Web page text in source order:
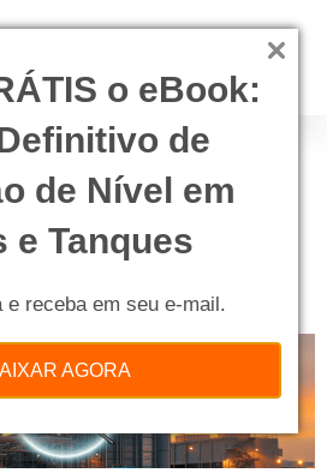
o eBook:
de
de Nível em
e Tanques
e receba em seu e-mail.
AGORA
de
a Evolução da